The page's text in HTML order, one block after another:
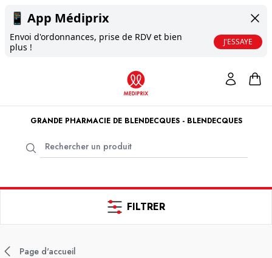
📱 App Médiprix
Envoi d'ordonnances, prise de RDV et bien
plus !
J'ESSAYE
GRANDE PHARMACIE DE BLENDECQUES - BLENDECQUES
FILTRER
Page d'accueil